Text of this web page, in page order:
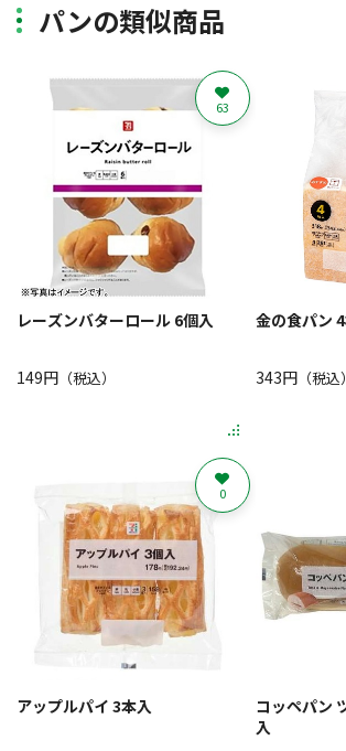
パンの類似商品
レーズンバターロール 6個入
149円 （税込）
63
金の食パン
343円（税込）
アップルパイ 3本入
0
コッペパン
入